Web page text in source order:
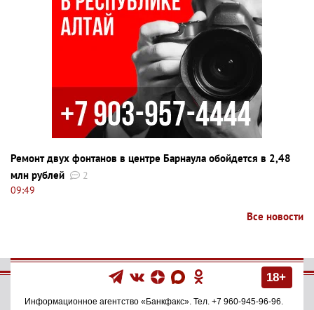
Ремонт двух фонтанов в центре Барнаула обойдется в 2,48
млн рублей
2
09:49
Все новости
18+
Информационное агентство «Банкфакс». Тел. +7 960-945-96-96.